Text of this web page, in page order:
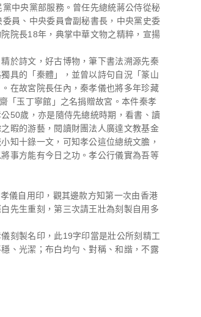
中央黨部服務。曾任先總統蔣公侍從秘
員、中央委員會副秘書長，中央黨史委
院長18年，典掌中華文物之精粹，宣揚
於詩文，好古博物，筆下書法溯源先秦
具的「秦體」，並曾以詩句自況「篆山
在故宮院長任內，秦孝儀也將多年珍藏
「玉丁寧館」之名捐贈故宮。本件秦孝
50歲，亦是隨侍先總統時期，看書、讀
暇的游藝，閱讀財團法人廣達文教基金
知十錄一文，可知孝公這位總統文膽，
事方能有今日之功。孝公行儀實為吾等
儀自用印，觀其邊款方知第一次由香港
先生重刻，第三次請王壯為刻製自用多
刻製名印，此19字印當是壯公所刻精工
、光潔；布白均勻、對稱、和諧，不露